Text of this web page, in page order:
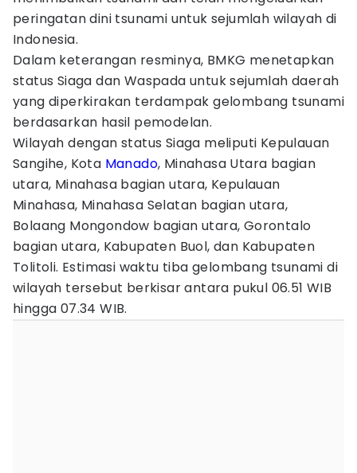
peringatan dini tsunami untuk sejumlah wilayah di
Indonesia.
Dalam keterangan resminya, BMKG menetapkan
status Siaga dan Waspada untuk sejumlah daerah
yang diperkirakan terdampak gelombang tsunami
berdasarkan hasil pemodelan.
Wilayah dengan status Siaga meliputi Kepulauan
Sangihe, Kota Manado, Minahasa Utara bagian
utara, Minahasa bagian utara, Kepulauan
Minahasa, Minahasa Selatan bagian utara,
Bolaang Mongondow bagian utara, Gorontalo
bagian utara, Kabupaten Buol, dan Kabupaten
Tolitoli. Estimasi waktu tiba gelombang tsunami di
wilayah tersebut berkisar antara pukul 06.51 WIB
hingga 07.34 WIB.